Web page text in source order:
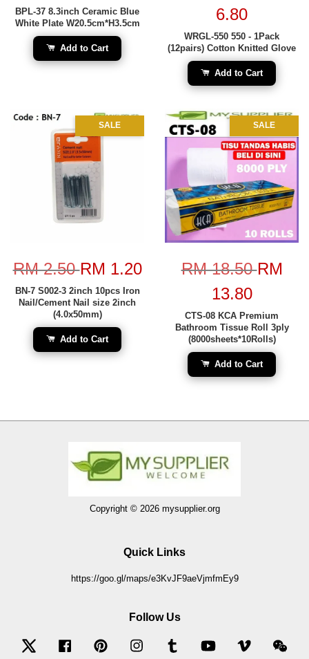
BPL-37 8.3inch Ceramic Blue
White Plate W20.5cm*H3.5cm
Add to Cart
6.80
WRGL-550 550 - 1Pack
(12pairs) Cotton Knitted Glove
Add to Cart
SALE
RM 2.50RM 1.20
BN-7 S002-3 2inch 10pcs Iron
Nail/Cement Nail size 2inch
(4.0x50mm)
Add to Cart
SALE
RM 18.50RM
13.80
CTS-08 KCA Premium
Bathroom Tissue Roll 3ply
(8000sheets*10Rolls)
Add to Cart
Copyright © 2026 mysupplier.org
Quick Links
https://goo.gl/maps/e3KvJF9aeVjmfmEy9
Follow Us
Twitter Facebook Pinterest Instagram Tumblr YouTube Vimeo